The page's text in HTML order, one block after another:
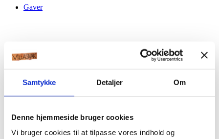
Samtykke Detaljer Om
Denne hjemmeside bruger cookies
Vi bruger cookies til at tilpasse vores indhold og
Gaver